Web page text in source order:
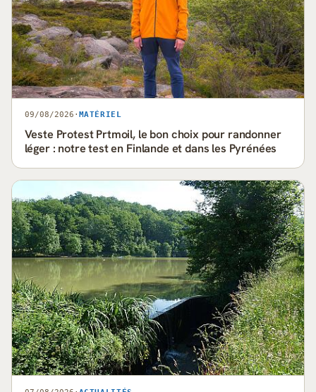
09/08/2026 · MATÉRIEL
Veste Protest Prtmoil, le bon choix pour randonner
léger : notre test en Finlande et dans les Pyrénées